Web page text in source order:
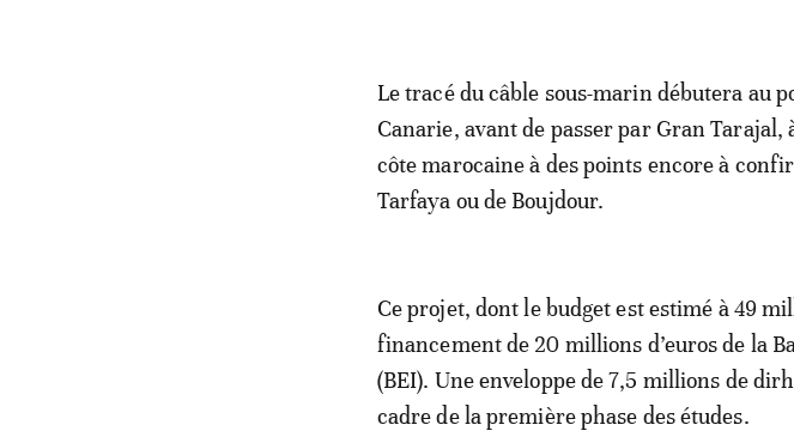
Le tracé du câble sous-marin débutera au
Canarie, avant de passer par Gran
côte marocaine à des points encore à
Tarfaya ou de Boujdour.
Ce projet, dont le budget est estimé à 49
financement de 20 millions d’euros de la
(BEI). Une enveloppe de 7,5 millions de
cadre de la première phase des études.